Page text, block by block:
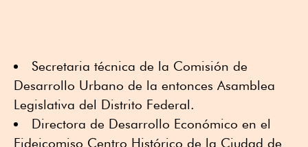
Secretaria técnica de la Comisión de
Desarrollo Urbano de la entonces Asamblea
Legislativa del Distrito Federal.
Directora de Desarrollo Económico en el
Fideicomiso Centro Histórico de la Ciudad de